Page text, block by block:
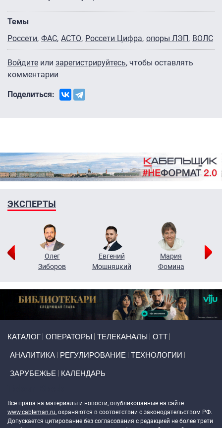
Темы
Россети ФАС АСТО Россети Цифра опоры ЛЭП ВОЛС
Войдите или зарегистрируйтесь, чтобы оставлять
комментарии
Поделиться:
ЭКСПЕРТЫ
Олег
Зиборов
Евгений
Мошняцкий
Мария
Фомина
КАТАЛОГ ОПЕРАТОРЫ ТЕЛЕКАНАЛЫ ОТТ
АНАЛИТИКА РЕГУЛИРОВАНИЕ ТЕХНОЛОГИИ
ЗАРУБЕЖЬЕ КАЛЕНДАРЬ
Все права на материалы и новости, опубликованные на сайте
www.cableman.ru, охраняются в соответствии с законодательством РФ.
Допускается цитирование без согласования с редакцией не более трети